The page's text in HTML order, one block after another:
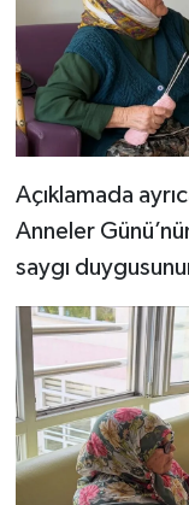
Açıklamada
Anneler
saygı